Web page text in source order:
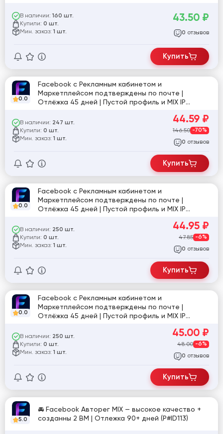
В наличии: 160 шт.
Купили: 0 шт.
Мин. заказ: 1 шт.
43.50 ₽
0 отзывов
Купить
0.0
Facebook с Рекламным кабинетом и
Маркетплейсом подтверждены по почте |
Отлёжка 45 дней | Пустой профиль и MIX IP
В наличии: 247 шт.
Купили: 0 шт.
Мин. заказ: 1 шт.
44.59 ₽
146.50 -70%
0 отзывов
Купить
0.0
Facebook с Рекламным кабинетом и
Маркетплейсом подтверждены по почте |
Отлёжка 45 дней | Пустой профиль и MIX IP
В наличии: 250 шт.
Купили: 0 шт.
Мин. заказ: 1 шт.
44.95 ₽
47.85 -6%
0 отзывов
Купить
0.0
Facebook с Рекламным кабинетом и
Маркетплейсом подтверждены по почте |
Отлёжка 45 дней | Пустой профиль и MIX IP
В наличии: 250 шт.
Купили: 0 шт.
Мин. заказ: 1 шт.
45.00 ₽
48.00 -6%
0 отзывов
Купить
5.0
🚘 Facebook Авторег MIX — высокое качество +
созданны 2 BM | Отлежка 90+ дней (P#ID113)